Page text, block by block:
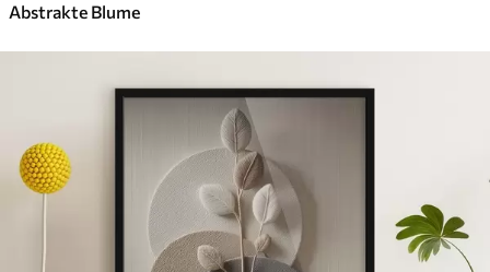
Abstrakte Blume